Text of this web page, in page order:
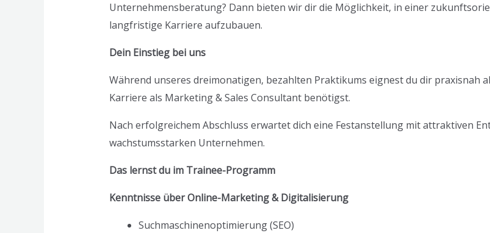
Unternehmensberatung? Dann bieten wir dir die Möglichkeit, in einer
langfristige Karriere aufzubauen.
Dein Einstieg bei uns
Während unseres dreimonatigen, bezahlten Praktikums eignest du dir praxisnah
Karriere als Marketing & Sales Consultant benötigst.
Nach erfolgreichem Abschluss erwartet dich eine Festanstellung mit attraktiven
wachstumsstarken Unternehmen.
Das lernst du im Trainee-Programm
Kenntnisse über Online-Marketing & Digitalisierung
Suchmaschinenoptimierung (SEO)